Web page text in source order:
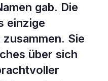
gab. Die
einzige
Sie
über sich